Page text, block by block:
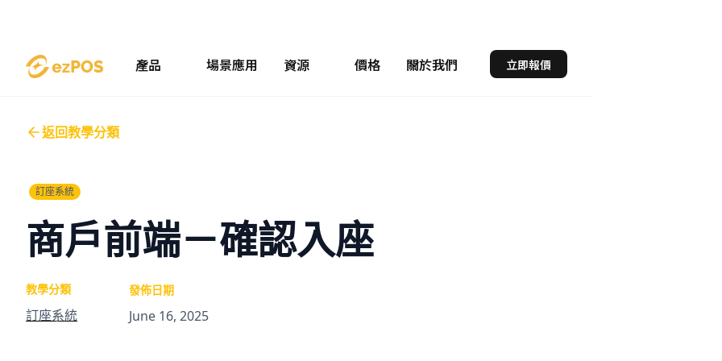
產品 場景應用 資源 價格 關於我們 立即報價
返回教學分類
訂座系統
商戶前端－確認入座
教學分類
訂座系統
發佈日期
June 16, 2025